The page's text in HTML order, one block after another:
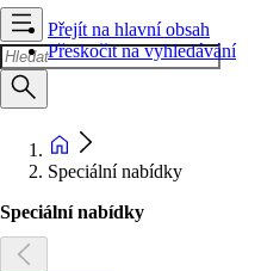
Přejít na hlavní obsah
Přeskočit na vyhledávání
Speciální nabídky
Speciální nabídky